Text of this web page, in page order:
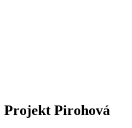
Projekt Pirohová